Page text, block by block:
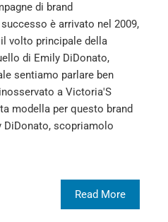
di brand
è arrivato nel 2009,
volto principale della
di Emily DiDonato,
sentiamo parlare ben
a Victoria'S
modella per questo brand
scopriamolo
Read More